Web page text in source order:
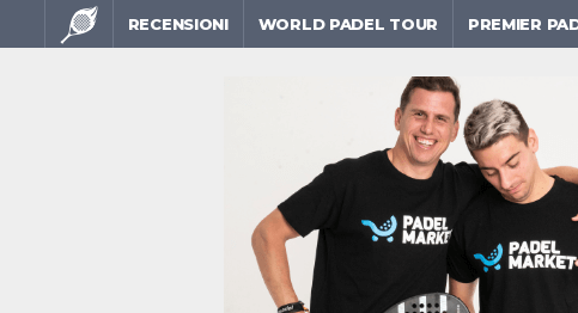
RECENSIONI WORLD PADEL TOUR PREMIER